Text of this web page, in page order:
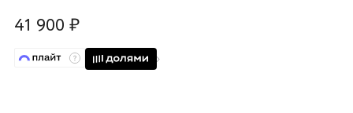
41 900 ₽
недели